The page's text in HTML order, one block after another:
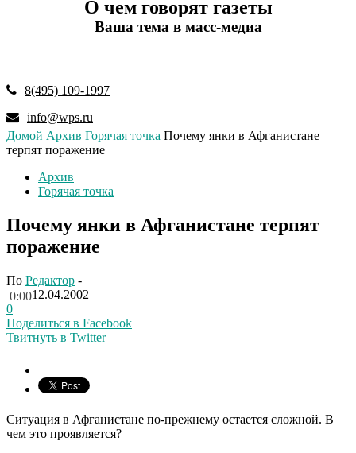
О чем говорят газеты
Ваша тема в масс-медиа
8(495) 109-1997
info@wps.ru
Домой Архив Горячая точка Почему янки в Афганистане
терпят поражение
Архив
Горячая точка
Почему янки в Афганистане терпят
поражение
По Редактор -
12.04.2002
0:00
0
Поделиться в Facebook
Твитнуть в Twitter
Ситуация в Афганистане по-прежнему остается сложной. В
чем это проявляется?